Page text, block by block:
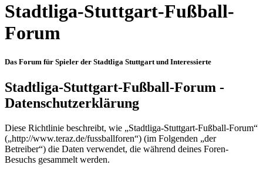
Stadtliga-Stuttgart-Fußball-
Forum
Das Forum für Spieler der Stadtliga Stuttgart und Interessierte
Stadtliga-Stuttgart-Fußball-Forum -
Datenschutzerklärung
Diese Richtlinie beschreibt, wie „Stadtliga-Stuttgart-Fußball-Forum“
(„http://www.teraz.de/fussballforen“) (im Folgenden „der
Betreiber“) die Daten verwendet, die während deines Foren-
Besuchs gesammelt werden.